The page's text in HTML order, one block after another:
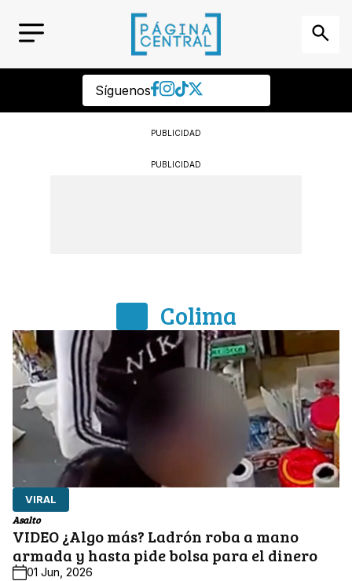
Síguenos
PUBLICIDAD
PUBLICIDAD
Colima
VIRAL
Asalto
VIDEO ¿Algo más? Ladrón roba a mano
armada y hasta pide bolsa para el dinero
01 Jun, 2026